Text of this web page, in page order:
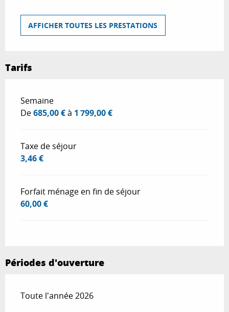
AFFICHER TOUTES LES PRESTATIONS
Tarifs
Tarifs 2026
Semaine
De685,00 €à 1 799,00 €
Taxe de séjour
3,46 €
Forfait ménage en fin de séjour
60,00 €
Périodes d'ouverture
Toute l'année 2026